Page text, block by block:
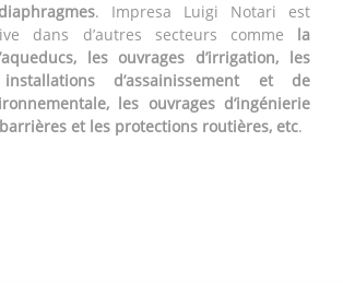
. Impresa Luigi Notari est
dans d’autres secteurs comme la
les ouvrages d’irrigation, les
d’assainissement et de
les ouvrages d’ingénierie
et les protections routières, etc.